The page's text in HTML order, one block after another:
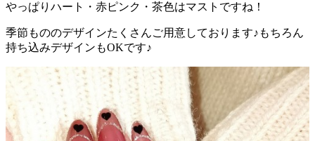
やっぱりハート・赤ピンク・茶色はマストですね！
季節もののデザインたくさんご用意しております♪もちろん
持ち込みデザインもOKです♪